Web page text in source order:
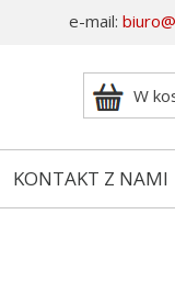
e-mail:
W
KONTAKT Z NAMI